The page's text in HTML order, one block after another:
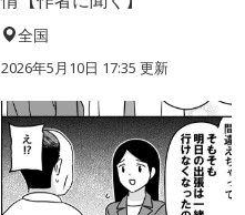
全国
2026年5月10日 17:35 更新